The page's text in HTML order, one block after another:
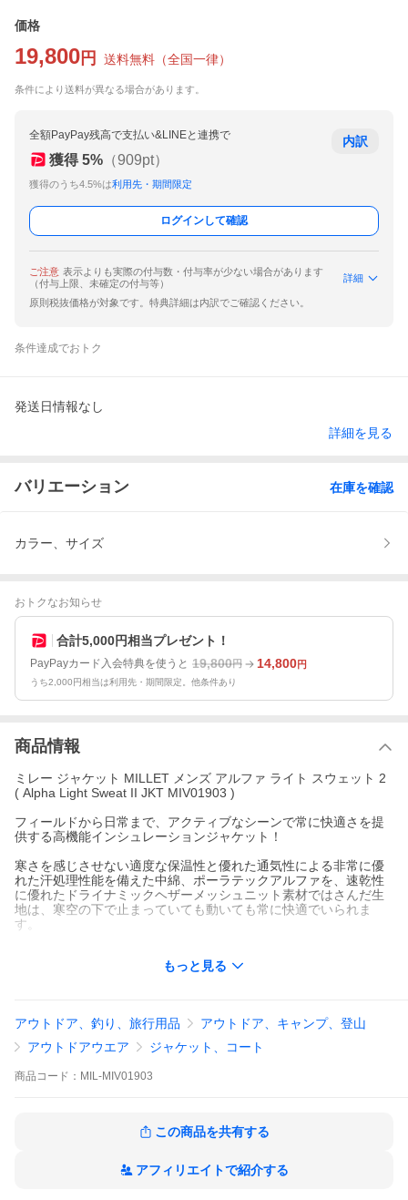
価格
19,800 円 送料無料 （全国一律）
条件により送料が異なる場合があります。
全額PayPay残高で支払い&LINEと連携で
獲得 5% （909pt）
獲得のうち4.5%は利用先・期間限定
内訳
ログインして確認
ご注意 表示よりも実際の付与数・付与率が少ない場合があります
（付与上限、未確定の付与等）
詳細
原則税抜価格が対象です。特典詳細は内訳でご確認ください。
条件達成でおトク
発送日情報なし
詳細を見る
バリエーション 在庫を確認
カラー、サイズ
おトクなお知らせ
合計5,000円相当プレゼント！
PayPayカード入会特典を使うと 19,800円 14,800円
うち2,000円相当は利用先・期間限定。他条件あり
商品情報
ミレー ジャケット MILLET メンズ アルファ ライト スウェット 2
( Alpha Light Sweat II JKT MIV01903 )
フィールドから日常まで、アクティブなシーンで常に快適さを提
供する高機能インシュレーションジャケット！
寒さを感じさせない適度な保温性と優れた通気性による非常に優
れた汗処理性能を備えた中綿、ポーラテックアルファを、速乾性
に優れたドライナミックヘザーメッシュニット素材ではさんだ生
地は、寒空の下で止まっていても動いても常に快適でいられま
す。
ヘザーニット ポリエステル100％×ポーラテックアルファ40 ポリ
・中綿には、通気性、ストレッチ性、速乾性に優れるポーラテッ
クアルファ(72％リサイクル)を使用。
・蒸れを抑えて、高い運動にも対応。
・他の高通気中綿ジャケットとの組み合わせで、秋、春から寒い
冬まで長い期間での着用が可能。
モデルは身長170cmでチャコール(6342)のサイズM(日本L)を着
もっと見る
アウトドア、釣り、旅行用品
アウトドア、キャンプ、登山
アウトドアウエア
ジャケット、コート
商品 コード： MIL-MIV01903
この商品を共有する
アフィリエイトで紹介する